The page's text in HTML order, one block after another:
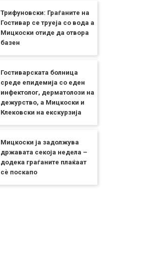
Трифуновски: Граѓаните на
Гостивар се труеја со вода а
Мицкоски отиде да отвора
базен
Гостиварската болница
среде епидемија со еден
инфектолог, дерматолози на
дежурство, а Мицкоски и
Клековски на екскурзија
Мицкоски ја задолжува
државата секоја недела –
додека граѓаните плаќаат
сѐ поскапо